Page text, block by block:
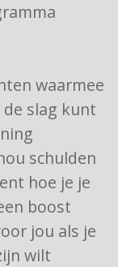
waarmee
slag kunt
schulden
hoe je je
boost
jou als je
wilt